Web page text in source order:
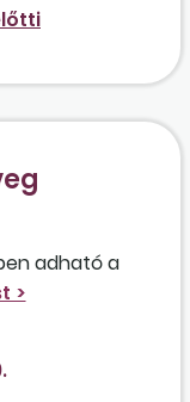
adható a